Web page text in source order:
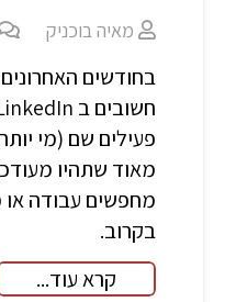
מאיה בוכניק
בחודשים
פעילים שם (מי
מאוד שתהיו
מחפשים עבודה או
בקרוב.
קרא עוד...